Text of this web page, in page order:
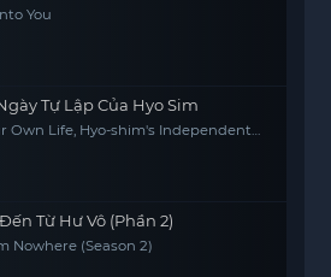
You
Tự Lập Của Hyo Sim
Own Life, Hyo-shim's Independent
Từ Hư Vô (Phần 2)
Nowhere (Season 2)